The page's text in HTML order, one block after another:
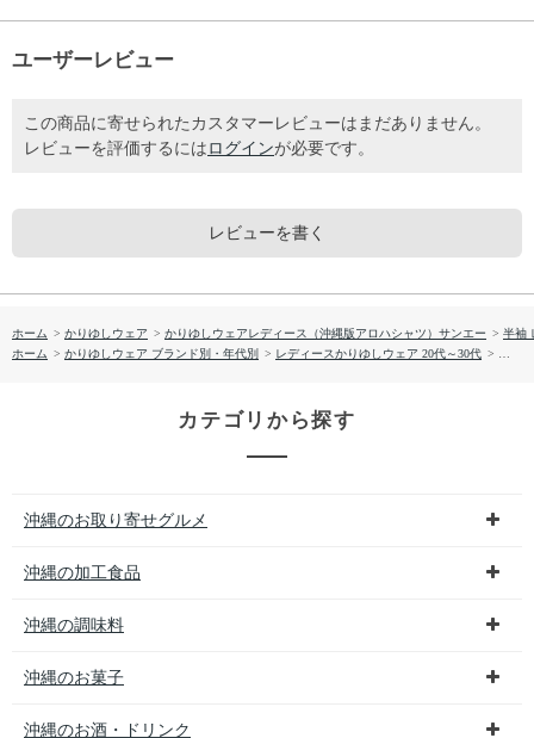
ユーザーレビュー
この商品に寄せられたカスタマーレビューはまだありません。
レビューを評価するには ログインが必要です。
レビューを書く
ホーム > かりゆしウェア > かりゆしウェアレディース（沖縄版アロハシャツ）サンエー > 半袖
ホーム > かりゆしウェア ブランド別・年代別 > レディースかりゆしウェア 20代～30代
カテゴリから探す
沖縄のお取り寄せグルメ
沖縄の加工食品
沖縄の調味料
沖縄のお菓子
沖縄のお酒・ドリンク